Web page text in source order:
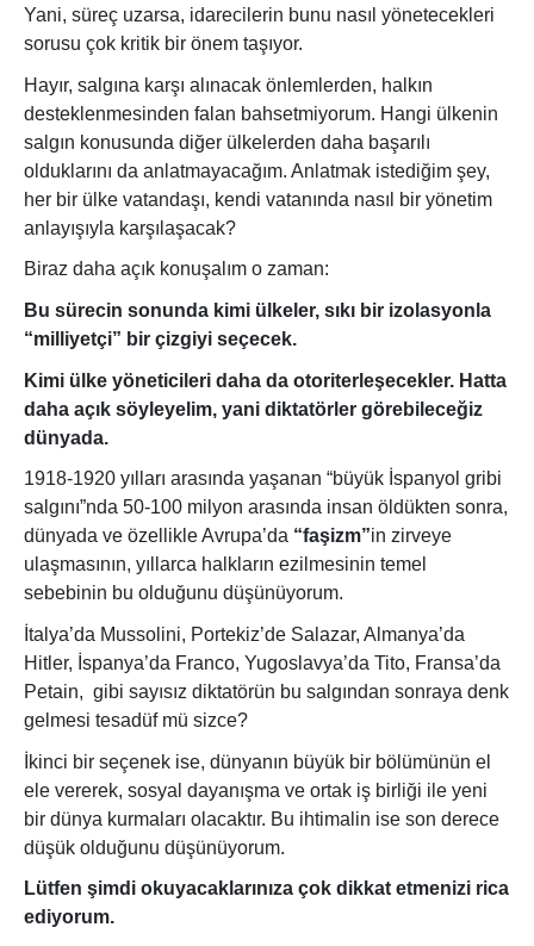
Yani, süreç uzarsa, idarecilerin bunu nasıl yönetecekleri
sorusu çok kritik bir önem taşıyor.
Hayır, salgına karşı alınacak önlemlerden, halkın
desteklenmesinden falan bahsetmiyorum. Hangi ülkenin
salgın konusunda diğer ülkelerden daha başarılı
olduklarını da anlatmayacağım. Anlatmak istediğim şey,
her bir ülke vatandaşı, kendi vatanında nasıl bir yönetim
anlayışıyla karşılaşacak?
Biraz daha açık konuşalım o zaman:
Bu sürecin sonunda kimi ülkeler, sıkı bir izolasyonla
“milliyetçi” bir çizgiyi seçecek.
Kimi ülke yöneticileri daha da otoriterleşecekler. Hatta
daha açık söyleyelim, yani diktatörler görebileceğiz
dünyada.
1918-1920 yılları arasında yaşanan “büyük İspanyol gribi
salgını”nda 50-100 milyon arasında insan öldükten sonra,
dünyada ve özellikle Avrupa’da “faşizm”in zirveye
ulaşmasının, yıllarca halkların ezilmesinin temel
sebebinin bu olduğunu düşünüyorum.
İtalya’da Mussolini, Portekiz’de Salazar, Almanya’da
Hitler, İspanya’da Franco, Yugoslavya’da Tito, Fransa’da
Petain, gibi sayısız diktatörün bu salgından sonraya denk
gelmesi tesadüf mü sizce?
İkinci bir seçenek ise, dünyanın büyük bir bölümünün el
ele vererek, sosyal dayanışma ve ortak iş birliği ile yeni
bir dünya kurmaları olacaktır. Bu ihtimalin ise son derece
düşük olduğunu düşünüyorum.
Lütfen şimdi okuyacaklarınıza çok dikkat etmenizi rica
ediyorum.